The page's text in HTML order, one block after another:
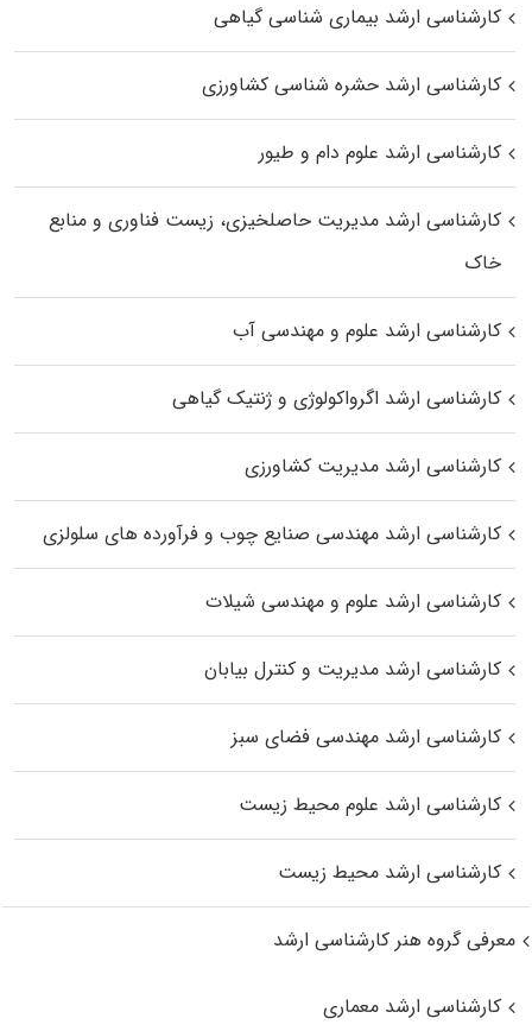
کارشناسی ارشد بیماری‌ شناسی گیاهی
کارشناسی ارشد حشره‌ شناسی کشاورزی
کارشناسی ارشد علوم دام و طیور
کارشناسی ارشد مدیریت حاصلخیزی، زیست فناوری و منابع
خاک
کارشناسی ارشد علوم و مهندسی آب
کارشناسی ارشد اگرواکولوژی و ژنتیک گیاهی
کارشناسی ارشد مدیریت کشاورزی
کارشناسی ارشد مهندسی صنایع چوب و فرآورده‌ های سلولزی
کارشناسی ارشد علوم و مهندسی شیلات
کارشناسی ارشد مدیریت و کنترل بیابان
کارشناسی ارشد مهندسی فضای سبز
کارشناسی ارشد علوم محیط‌ زیست
کارشناسی ارشد محیط زیست
معرفی گروه هنر کارشناسی ارشد
کارشناسی ارشد معماری